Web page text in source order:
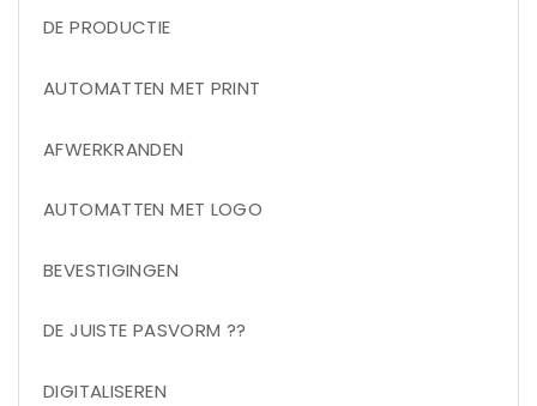
DE PRODUCTIE
AUTOMATTEN MET PRINT
AFWERKRANDEN
AUTOMATTEN MET LOGO
BEVESTIGINGEN
DE JUISTE PASVORM ??
DIGITALISEREN